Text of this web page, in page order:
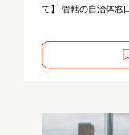
て】 管轄の自治体窓